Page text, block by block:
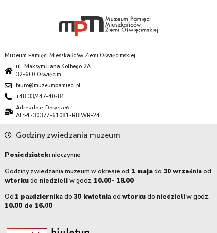
Muzeum Pamięci Mieszkańców Ziemi Oświęcimskiej
ul. Maksymiliana Kolbego 2A
32-600 Oświęcim
biuro@muzeumpamieci.pl
+48 33/447-40-84
Adres do e-Doręczeń:
AE:PL-30377-61081-RBIWR-24
Godziny zwiedzania muzeum
Poniedziałek:nieczynne
Godziny zwiedzania muzeum w okresie od 1 majado 30 wrześniaod
wtorkudo niedzieliw godz. 10.00- 18.00
Od 1 październikado 30 kwietniaod wtorkudo niedzieliw godz.
10.00 do 16.00